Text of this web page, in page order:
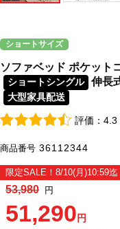
ショートサイズ
ソファベッド ポケット
ショートシングル 伸長
大型家具配送
評価：4.3
商品番号 36112344
限定SALE！8/10(月)10:59迄
53,980 円
51,290 円